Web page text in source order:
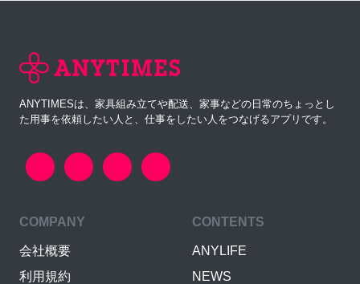
ANYTIMESは、家具組み立てや配送、家事などの日常のちょっとし
た用事を依頼したい人と、仕事をしたい人をつなげるアプリです。
COMPANY
会社概要
利用規約
CONTENTS
ANYLIFE
NEWS